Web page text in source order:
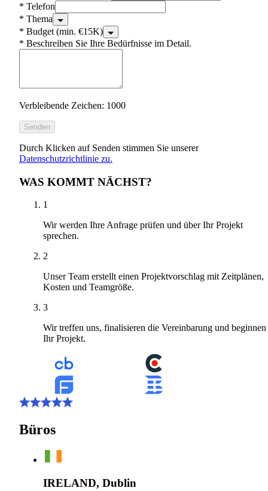
* Telefon
* Thema
* Budget (min. €15K)
* Beschreiben Sie Ihre Bedürfnisse im Detail.
Verbleibende Zeichen: 1000
Senden
Durch Klicken auf Senden stimmen Sie unserer
Datenschutzrichtlinie zu.
WAS KOMMT NÄCHST?
1
Wir werden Ihre Anfrage prüfen und über Ihr Projekt
sprechen.
2
Unser Team erstellt einen Projektvorschlag mit Zeitplänen,
Kosten und Teamgröße.
3
Wir treffen uns, finalisieren die Vereinbarung und beginnen
Ihr Projekt.
Büros
IRELAND, Dublin